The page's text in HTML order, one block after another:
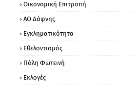
Οικονομική Επιτροπή
ΑΟ Δάφνης
Εγκληματικότητα
Εθελοντισμός
Πόλη Φωτεινή
Εκλογές